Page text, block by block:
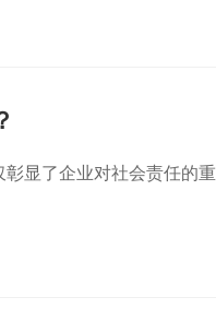
显了企业对社会责任的重